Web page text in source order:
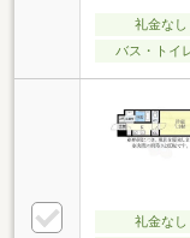
礼金なし
バス・トイ
礼金なし